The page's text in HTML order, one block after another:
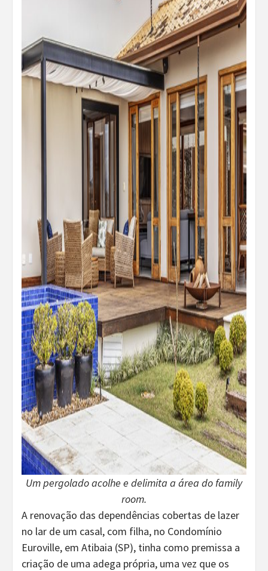
Um pergolado acolhe e delimita a área do family
room.
A renovação das dependências cobertas de lazer
no lar de um casal, com filha, no Condomínio
Euroville, em Atibaia (SP), tinha como premissa a
criação de uma adega própria, uma vez que os